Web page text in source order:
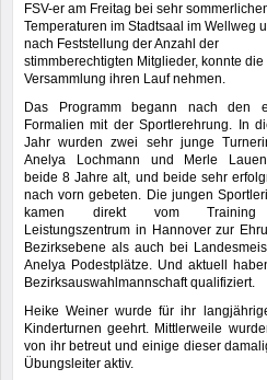
FSV-er am Freitag bei sehr
Temperaturen im Stadtsaal im Wellweg
nach Feststellung der Anzahl der
stimmberechtigten Mitglieder, konnte die
Versammlung ihren Lauf nehmen.
Das Programm begann nach den
Formalien mit der Sportlerehrung. In
Jahr wurden zwei sehr junge
Anelya Lochmann und Merle
beide 8 Jahre alt, und beide sehr
nach vorn gebeten. Die jungen
kamen direkt vom
Leistungszentrum in Hannover zur
Bezirksebene als auch bei
Anelya Podestplätze. Und aktuell
Bezirksauswahlmannschaft qualifiziert.
Heike Weiner wurde für ihr
Kinderturnen geehrt. Mittlerweile
von ihr betreut und einige dieser
Übungsleiter aktiv.